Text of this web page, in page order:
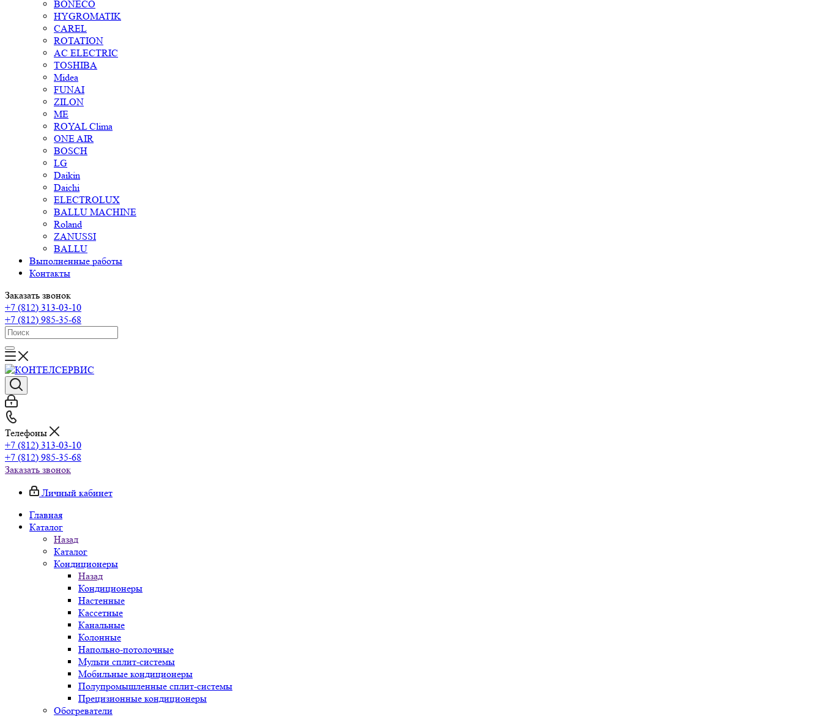
BONECO
HYGROMATIK
CAREL
ROTATION
AC ELECTRIC
TOSHIBA
Midea
FUNAI
ZILON
ME
ROYAL Clima
ONE AIR
BOSCH
LG
Daikin
Daichi
ELECTROLUX
BALLU MACHINE
Roland
ZANUSSI
BALLU
Выполненные работы
Контакты
Заказать звонок
+7 (812) 313-03-10
+7 (812) 985-35-68
Телефоны
+7 (812) 313-03-10
+7 (812) 985-35-68
Заказать звонок
Личный кабинет
Главная
Каталог
Назад
Каталог
Кондиционеры
Назад
Кондиционеры
Настенные
Кассетные
Канальные
Колонные
Напольно-потолочные
Мульти сплит-системы
Мобильные кондиционеры
Полупромышленные сплит-системы
Прецизионные кондиционеры
Обогреватели